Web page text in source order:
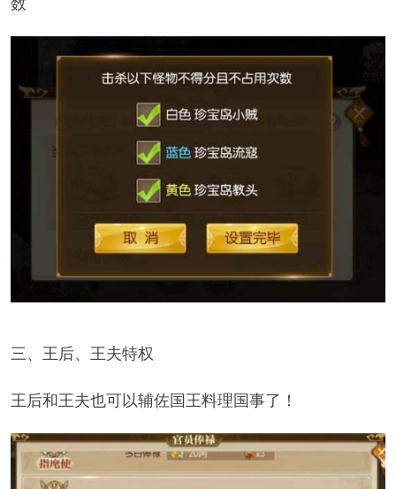
数
三、王后、王夫特权
王后和王夫也可以辅佐国王料理国事了！